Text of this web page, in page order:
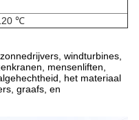
℃
windturbines,
mensenliften,
het materiaal
graafs, en